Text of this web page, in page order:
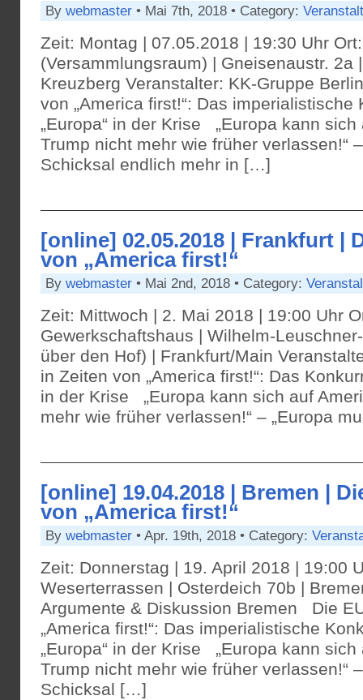
By webmaster • Mai 7th, 2018 • Category:
Zeit: Montag | 07.05.2018 | 19:30 Uhr
(Versammlungsraum) | Gneisenaustr. 2a
Kreuzberg Veranstalter: KK-Gruppe
von „America first!“: Das imperialistische
„Europa“ in der Krise „Europa kann
Trump nicht mehr wie früher verlassen!“
Schicksal endlich mehr in […]
[online] 02.05.2018 | Frankfurt |
von „America first!“
By webmaster • Mai 2nd, 2018 • Category:
Zeit: Mittwoch | 2. Mai 2018 | 19:00 Uhr
Gewerkschaftshaus | Wilhelm-
über den Hof) | Frankfurt/Main
in Zeiten von „America first!“: Das
in der Krise „Europa kann sich auf
mehr wie früher verlassen!“ – „Europa
[online] 19.04.2018 | Bremen |
von „America first!“
By webmaster • Apr. 19th, 2018 • Category:
Zeit: Donnerstag | 19. April 2018 | 19:00
Weserterrassen | Osterdeich 70b |
Argumente & Diskussion Bremen Die
„America first!“: Das imperialistische
„Europa“ in der Krise „Europa kann
Trump nicht mehr wie früher verlassen!“
Schicksal […]